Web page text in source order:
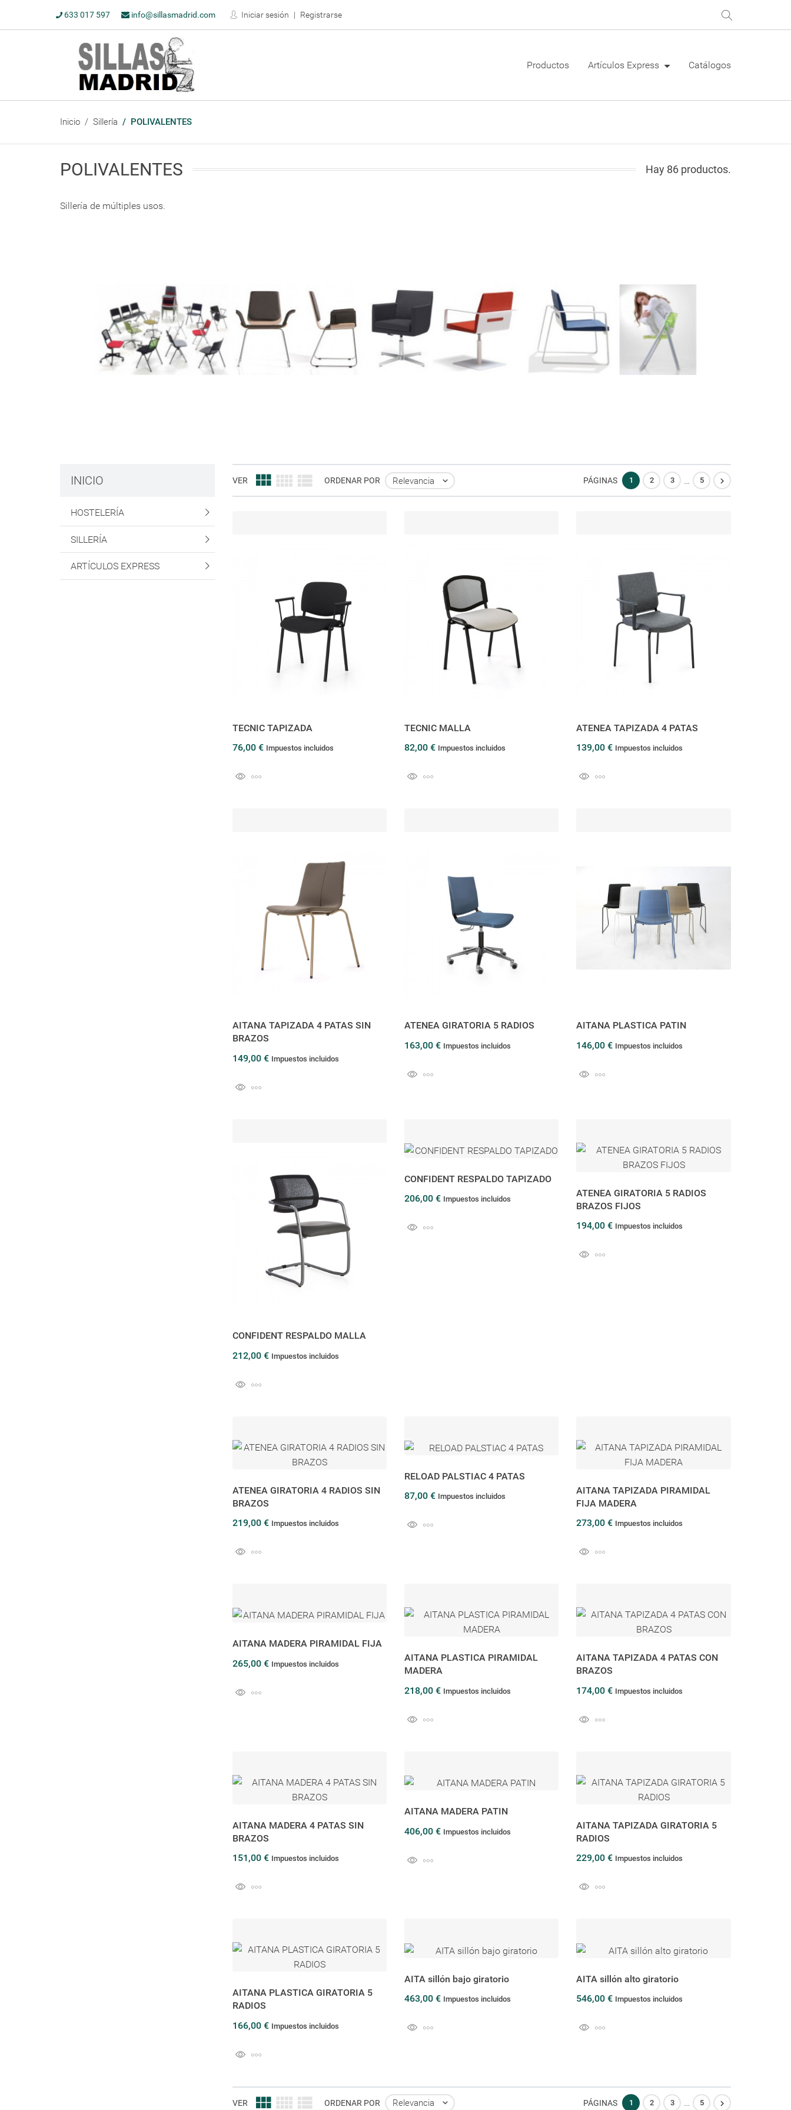
633 017 597 info@sillasmadrid.com Iniciar sesión Registrarse
Productos Artículos Express Catálogos
Inicio Sillería POLIVALENTES
POLIVALENTES Hay 86 productos.
Sillería de múltiples usos.
INICIO
HOSTELERÍA
SILLERÍA
ARTÍCULOS EXPRESS
VER ORDENAR POR Relevancia  PÁGINAS 1 2 3 … 5 
TECNIC TAPIZADA
76,00 € Impuestos incluidos
TECNIC MALLA
82,00 € Impuestos incluidos
ATENEA TAPIZADA 4 PATAS
139,00 € Impuestos incluidos
AITANA TAPIZADA 4 PATAS SIN
BRAZOS
149,00 € Impuestos incluidos
ATENEA GIRATORIA 5 RADIOS
163,00 € Impuestos incluidos
AITANA PLASTICA PATIN
146,00 € Impuestos incluidos
CONFIDENT RESPALDO MALLA
212,00 € Impuestos incluidos
CONFIDENT RESPALDO TAPIZADO
206,00 € Impuestos incluidos
ATENEA GIRATORIA 5 RADIOS
BRAZOS FIJOS
194,00 € Impuestos incluidos
ATENEA GIRATORIA 4 RADIOS SIN
BRAZOS
219,00 € Impuestos incluidos
RELOAD PALSTIAC 4 PATAS
87,00 € Impuestos incluidos
AITANA TAPIZADA PIRAMIDAL
FIJA MADERA
273,00 € Impuestos incluidos
AITANA MADERA PIRAMIDAL FIJA
265,00 € Impuestos incluidos
AITANA PLASTICA PIRAMIDAL
MADERA
218,00 € Impuestos incluidos
AITANA TAPIZADA 4 PATAS CON
BRAZOS
174,00 € Impuestos incluidos
AITANA MADERA 4 PATAS SIN
BRAZOS
151,00 € Impuestos incluidos
AITANA MADERA PATIN
406,00 € Impuestos incluidos
AITANA TAPIZADA GIRATORIA 5
RADIOS
229,00 € Impuestos incluidos
AITANA PLASTICA GIRATORIA 5
RADIOS
166,00 € Impuestos incluidos
AITA sillón bajo giratorio
463,00 € Impuestos incluidos
AITA sillón alto giratorio
546,00 € Impuestos incluidos
VER ORDENAR POR Relevancia  PÁGINAS 1 2 3 … 5 